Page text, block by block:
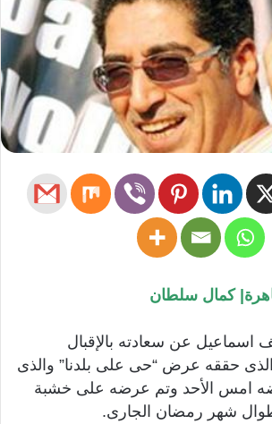
كمال سلطان
اسماعيل عن سعادته بالإقبال
الذى حققه عرض “حى على بلدنا” والذى
امس الأحد وتم عرضه على خشبة
شهر رمضان الجارى.